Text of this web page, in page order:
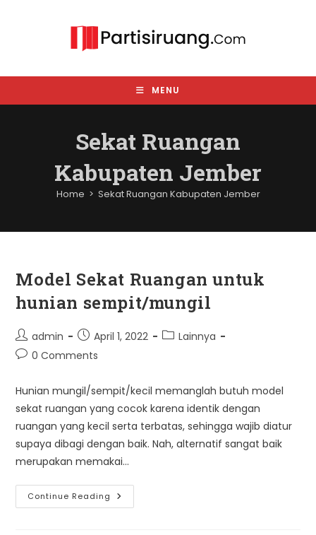
MENU
Sekat Ruangan
Kabupaten Jember
Home > Sekat Ruangan Kabupaten Jember
Model Sekat Ruangan untuk
hunian sempit/mungil
Post
author:
admin
Post
published:
April 1, 2022
PostLainnya
Post0 Comments
Hunian mungil/sempit/kecil memanglah butuh model
sekat ruangan yang cocok karena identik dengan
ruangan yang kecil serta terbatas, sehingga wajib diatur
supaya dibagi dengan baik. Nah, alternatif sangat baik
merupakan memakai…
Continue Reading Model
Sekat